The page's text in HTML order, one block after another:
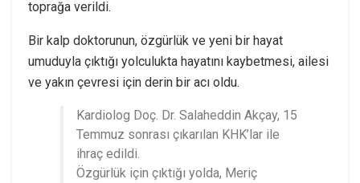
toprağa verildi.
Bir kalp doktorunun, özgürlük ve yeni bir hayat
umuduyla çıktığı yolculukta hayatını kaybetmesi, ailesi
ve yakın çevresi için derin bir acı oldu.
Kardiolog Doç. Dr. Salaheddin Akçay, 15
Temmuz sonrası çıkarılan KHK’lar ile
ihraç edildi.
Özgürlük için çıktığı yolda, Meriç